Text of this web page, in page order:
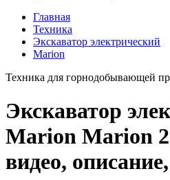
Главная
Техника
Экскаватор электрический
Marion
Техника для горнодобывающей
Экскаватор
Marion Marion
видео, описание,